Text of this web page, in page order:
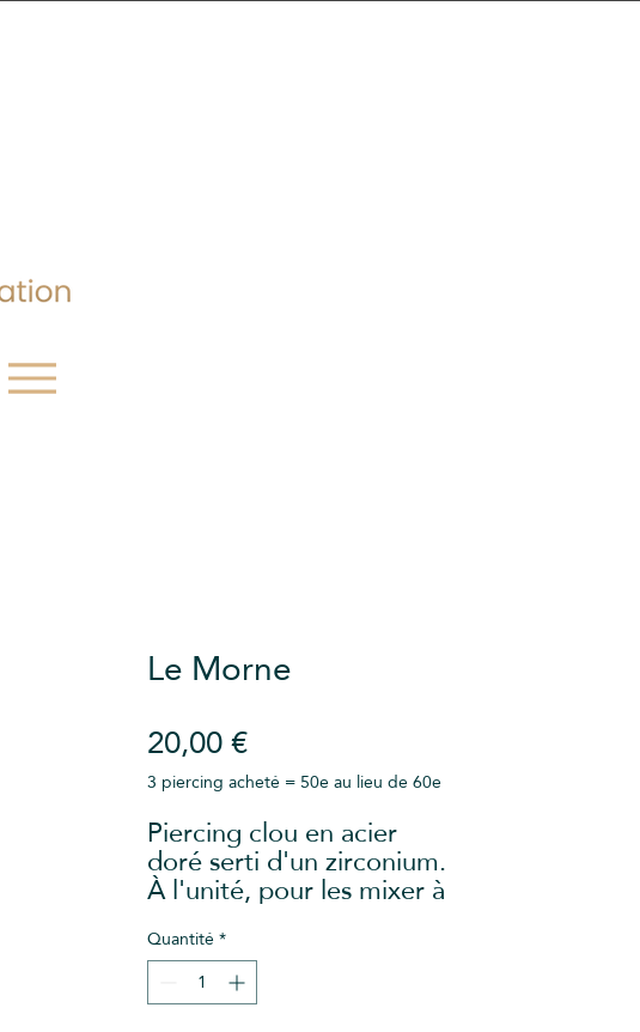
Le Morne
20,00 €Prix
3 piercing acheté = 50e au lieu de 60e
Piercing clou en acier
doré serti d'un zirconium.
À l'unité, pour les mixer à
votre guise !
Epaisseur : 0,9mm
Pour des raisons d'hygiène,
cet article est non
Quantité*